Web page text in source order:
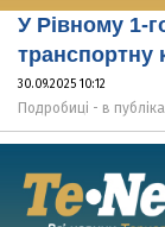
У Рівному 1-
транспортну
30.09.2025 10:12
Подробиці - в